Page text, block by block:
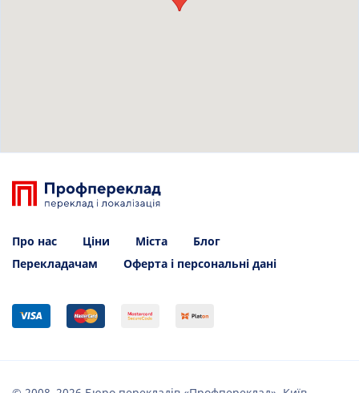
Про нас Ціни Міста
Блог
Перекладачам
Оферта і персональні дані